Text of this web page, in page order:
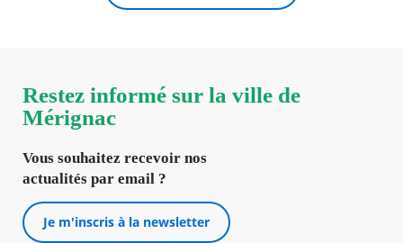
Restez informé sur la ville de
Mérignac
Vous souhaitez recevoir nos
actualités par email ?
Je m'inscris à la newsletter